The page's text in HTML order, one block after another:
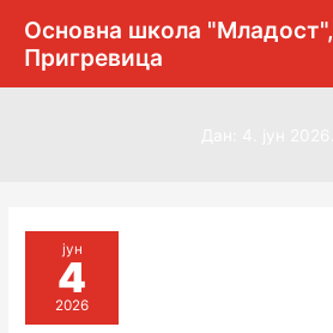
садржај
Основна школа "Младост",
Пригревица
јун
4
2026